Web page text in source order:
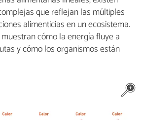
que reflejan las múltiples
alimenticias en un ecosistema.
cómo la energía fluye a
y cómo los organismos están